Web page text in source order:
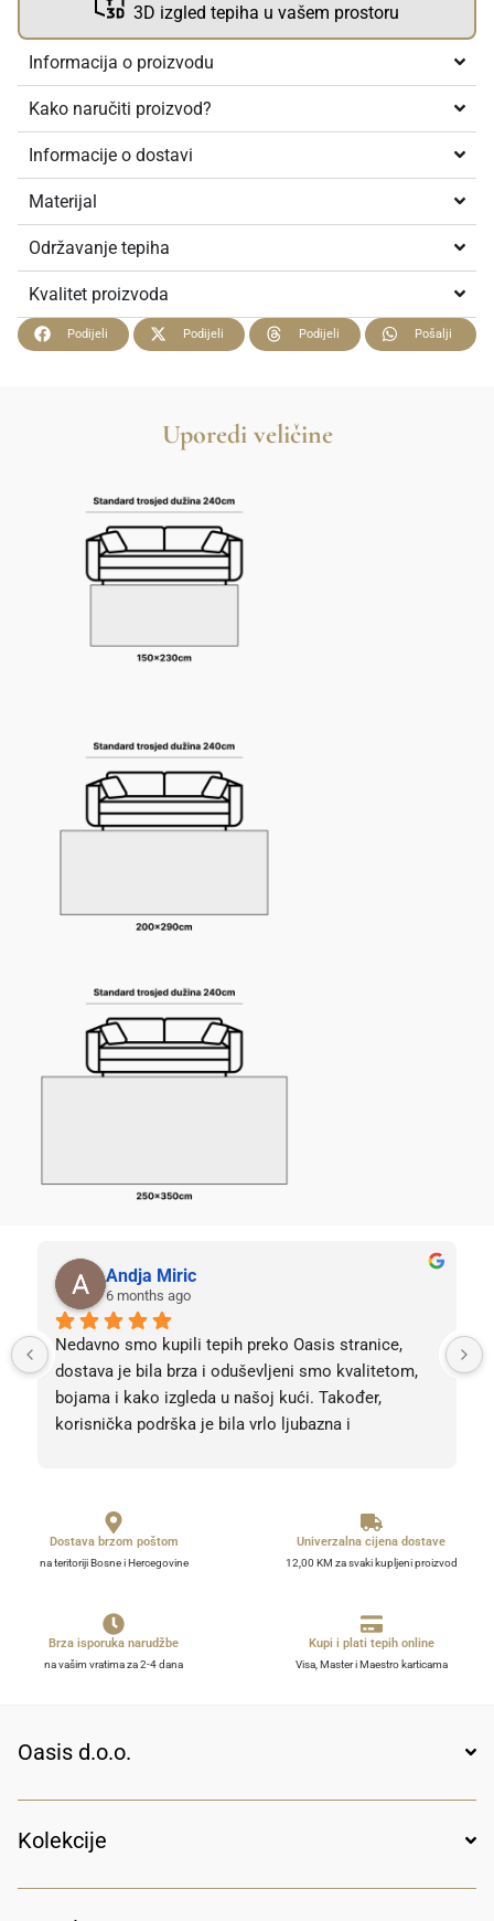
3D izgled tepiha u vašem prostoru
Informacija o proizvodu
Kako naručiti proizvod?
Informacije o dostavi
Materijal
Održavanje tepiha
Kvalitet proizvoda
Podijeli Podijeli Podijeli Pošalji
Uporedi veličine
Andja Miric
6 months ago
Nedavno smo kupili tepih preko Oasis stranice,
dostava je bila brza i oduševljeni smo kvalitetom,
bojama i kako izgleda u našoj kući. Također,
korisnička podrška je bila vrlo ljubazna i
Dostava brzom poštom
na teritoriji Bosne i Hercegovine
Univerzalna cijena dostave
12,00 KM za svaki kupljeni proizvod
Brza isporuka narudžbe
na vašim vratima za 2-4 dana
Kupi i plati tepih online
Visa, Master i Maestro karticama
Oasis d.o.o.
Kolekcije